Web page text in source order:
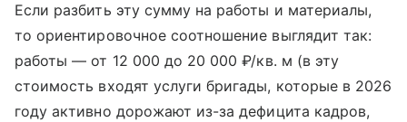
Если разбить эту сумму на работы и материалы,
то ориентировочное соотношение выглядит так:
работы — от 12 000 до 20 000 ₽/кв. м (в эту
стоимость входят услуги бригады, которые в 2026
году активно дорожают из-за дефицита кадров,